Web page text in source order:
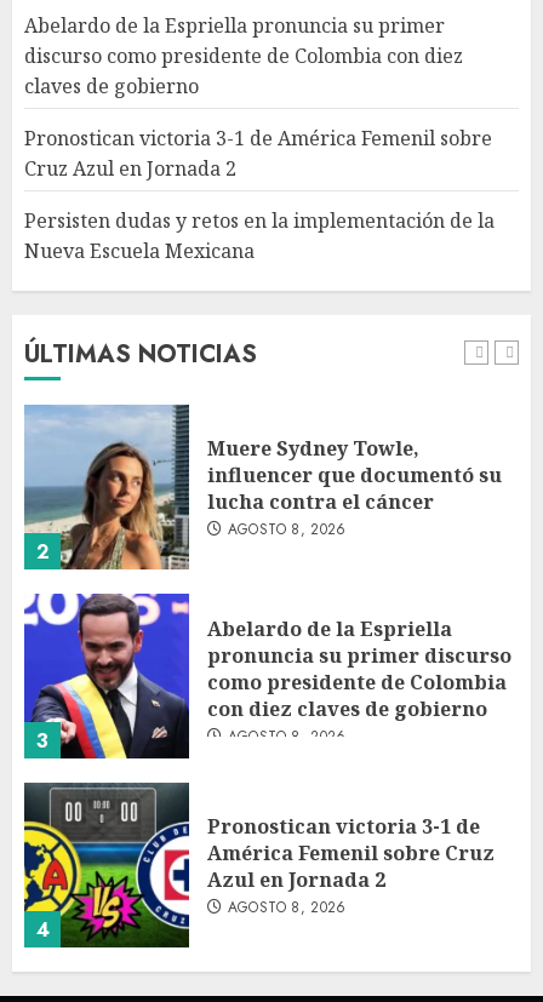
Abelardo de la Espriella pronuncia su primer
discurso como presidente de Colombia con diez
claves de gobierno
Pronostican victoria 3-1 de América Femenil sobre
Cruz Azul en Jornada 2
Persisten dudas y retos en la implementación de la
Nueva Escuela Mexicana
ÚLTIMAS NOTICIAS
5
Persisten dudas y retos en la
Escuela Mexicana
AGOSTO 8, 2026
1
México Sub-20 derrota a
Canadá y clasifica a la final del
AGOSTO 8, 2026
2
Muere Sydney Towle,
influencer que documentó su
lucha contra el cáncer
AGOSTO 8, 2026
3
Abelardo de la Espriella
pronuncia su primer discurso
como presidente de Colombia
con diez claves de gobierno
AGOSTO 8, 2026
4
Pronostican victoria 3-1 de
América Femenil sobre Cruz
Azul en Jornada 2
AGOSTO 8, 2026